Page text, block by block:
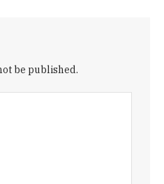
be published.